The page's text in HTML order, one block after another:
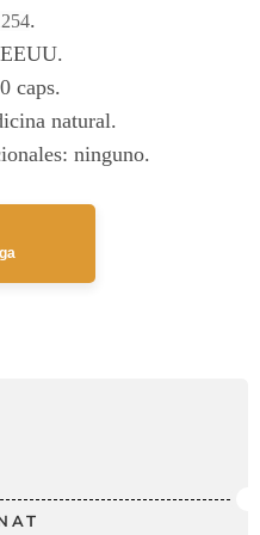
.
caps.
natural.
ninguno.